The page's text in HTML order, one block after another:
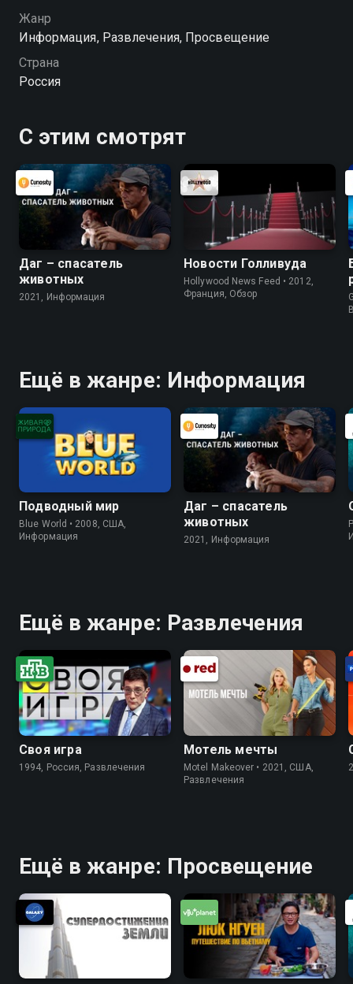
Жанр
Информация, Развлечения, Просвещение
Страна
Россия
С этим смотрят
Даг – спасатель
животных
2021, Информация
Новости Голливуда
Hollywood News Feed • 2012,
Франция, Обзор
Ещё в жанре: Информация
Подводный мир
Blue World • 2008, США,
Информация
Даг – спасатель
животных
2021, Информация
Ещё в жанре: Развлечения
Своя игра
1994, Россия, Развлечения
Мотель мечты
Motel Makeover • 2021, США,
Развлечения
Ещё в жанре: Просвещение